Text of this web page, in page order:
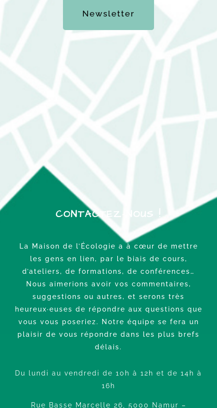
Newsletter
CONTACTEZ-NOUS !
La Maison de l’Écologie a à cœur de mettre
les gens en lien, par le biais de cours,
d’ateliers, de formations, de conférences…
Nous aimerions avoir vos commentaires,
suggestions ou autres, et serons très
heureux·euses de répondre aux questions que
vous vous poseriez. Notre équipe se fera un
plaisir de vous répondre dans les plus brefs
délais.
Du lundi au vendredi de 10h à 12h et de 14h à
16h
Rue Basse Marcelle 26, 5000 Namur –